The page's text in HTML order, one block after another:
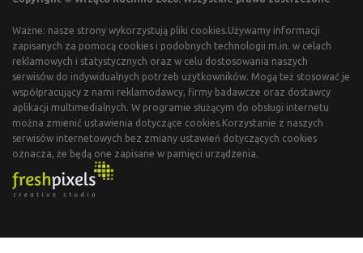
Ważne: nasze strony wykorzystują pliki cookies.Używamy informacji
zapisanych za pomocą cookies i podobnych technologii m.in. w celach
reklamowych i statystycznych oraz w celu dostosowania naszych
serwisów do indywidualnych potrzeb użytkowników. Mogą też stosować je
współpracujący z nami reklamodawcy, firmy badawcze oraz dostawcy
aplikacji multimedialnych. W programie służącym do obsługi internetu
można zmienić ustawienia dotyczące cookies.Korzystanie z naszych
serwisów internetowych bez zmiany ustawień dotyczących cookies
oznacza, że będą one zapisane w pamięci urządzenia.